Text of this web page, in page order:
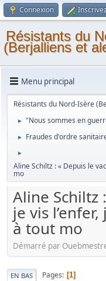
Connexion
Résistants du
(Berjalliens et
Menu principal
Résistants du Nord-Isère
► "Nous sommes en
► Fraudes d'ordre
►
Aline Schiltz : « Depuis le
mo
Aline Schiltz
je vis
à tout mo
Démarré par
EN BAS Pages 1